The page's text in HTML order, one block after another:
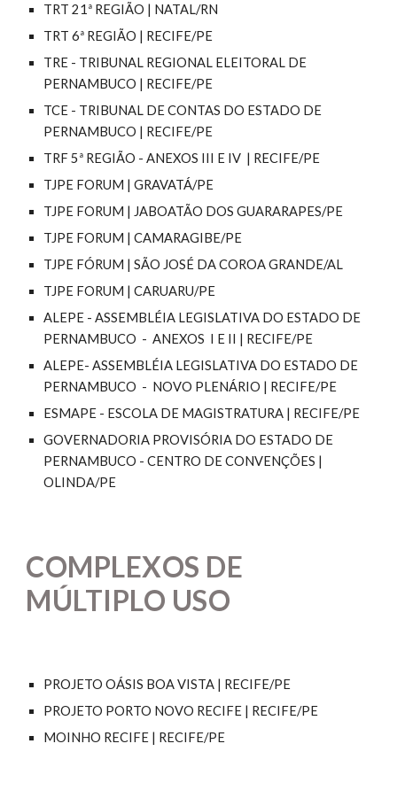
TRT 21ª REGIÃO | NATAL/RN
TRT 6ª REGIÃO | RECIFE/PE
TRE - TRIBUNAL REGIONAL ELEITORAL DE
PERNAMBUCO | RECIFE/PE
TCE - TRIBUNAL DE CONTAS DO ESTADO DE
PERNAMBUCO | RECIFE/PE
TRF 5ª REGIÃO - ANEXOS III E IV | RECIFE/PE
TJPE FORUM | GRAVATÁ/PE
TJPE FORUM | JABOATÃO DOS GUARARAPES/PE
TJPE FORUM | CAMARAGIBE/PE
TJPE FÓRUM | SÃO JOSÉ DA COROA GRANDE/AL
TJPE FORUM | CARUARU/PE
ALEPE - ASSEMBLÉIA LEGISLATIVA DO ESTADO DE
PERNAMBUCO - ANEXOS I E II | RECIFE/PE
ALEPE- ASSEMBLÉIA LEGISLATIVA DO ESTADO DE
PERNAMBUCO - NOVO PLENÁRIO | RECIFE/PE
ESMAPE - ESCOLA DE MAGISTRATURA | RECIFE/PE
GOVERNADORIA PROVISÓRIA DO ESTADO DE
PERNAMBUCO - CENTRO DE CONVENÇÕES |
OLINDA/PE
COMPLEXOS DE
MÚLTIPLO USO
PROJETO OÁSIS BOA VISTA | RECIFE/PE
PROJETO PORTO NOVO RECIFE | RECIFE/PE
MOINHO RECIFE | RECIFE/PE